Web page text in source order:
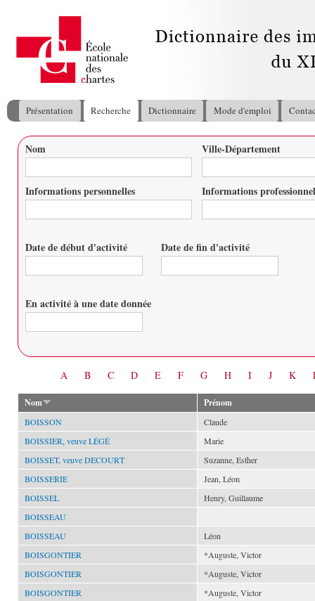
Menu principal
Présentation Recherche Dictionnaire Mode d'emploi
Vous êtes ici
Nom Ville-Département
Informations personnelles Informations
Date de début d'activité Date de fin d'activité
En activité à une date donnée
A B C D E F G H I J K
Nom Prénom
BOISSON
Claude
BOISSIER, veuve LÉGÉ
Marie
BOISSET, veuve DECOURT
Suzanne, Esther
BOISSERIE
Jean, Léon
BOISSEL
Henry, Guillaume
BOISSEAU
BOISSEAU
Léon
BOISGONTIER
*Auguste, Victor
BOISGONTIER
*Auguste, Victor
BOISGONTIER
*Auguste, Victor